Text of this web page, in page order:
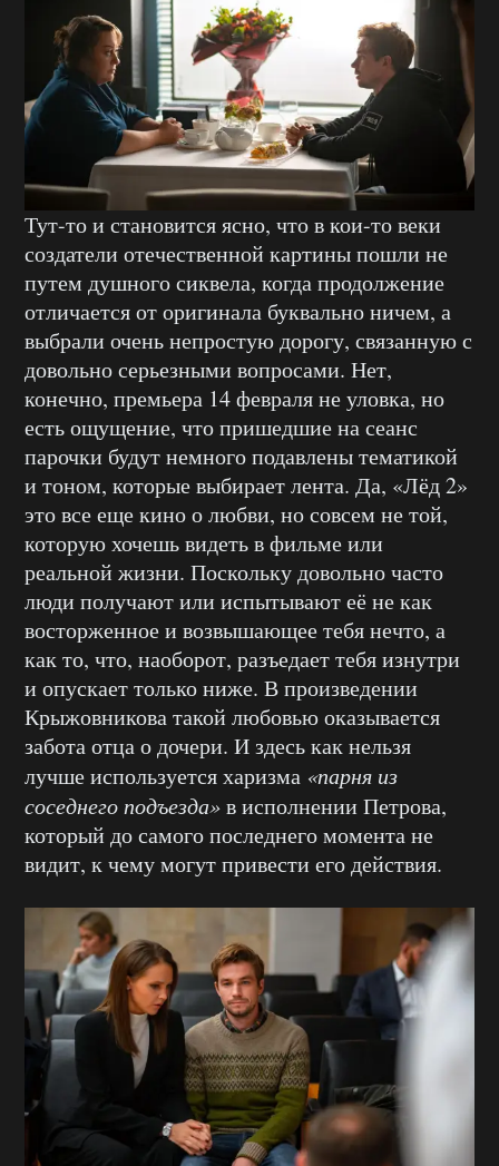
Тут-то и становится ясно, что в кои-то веки
создатели отечественной картины пошли не
путем душного сиквела, когда продолжение
отличается от оригинала буквально ничем, а
выбрали очень непростую дорогу, связанную с
довольно серьезными вопросами. Нет,
конечно, премьера 14 февраля не уловка, но
есть ощущение, что пришедшие на сеанс
парочки будут немного подавлены тематикой
и тоном, которые выбирает лента. Да, «Лёд 2»
это все еще кино о любви, но совсем не той,
которую хочешь видеть в фильме или
реальной жизни. Поскольку довольно часто
люди получают или испытывают её не как
восторженное и возвышающее тебя нечто, а
как то, что, наоборот, разъедает тебя изнутри
и опускает только ниже. В произведении
Крыжовникова такой любовью оказывается
забота отца о дочери. И здесь как нельзя
лучше используется харизма «парня из
соседнего подъезда»в исполнении Петрова,
который до самого последнего момента не
видит, к чему могут привести его действия.